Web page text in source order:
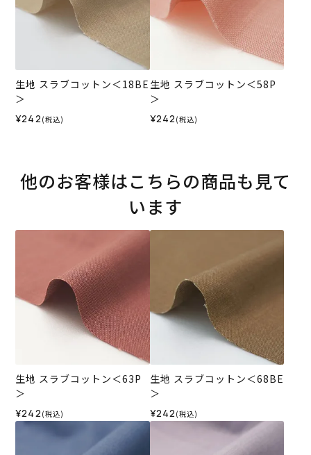
生地 スラブコットン＜18BE
＞
¥242 (税込)
生地 スラブコットン＜58P
＞
¥242 (税込)
他のお客様はこちらの商品も見て
います
生地 スラブコットン＜63P
＞
¥242 (税込)
生地 スラブコットン＜68BE
＞
¥242 (税込)